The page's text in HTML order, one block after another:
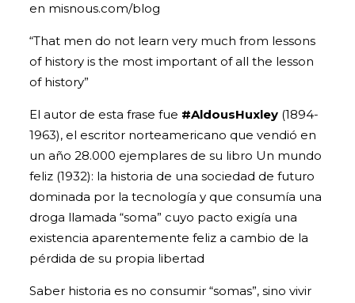
en misnous.com/blog
“That men do not learn very much from lessons
of history is the most important of all the lesson
of history”
El autor de esta frase fue #AldousHuxley (1894-
1963), el escritor norteamericano que vendió en
un año 28.000 ejemplares de su libro Un mundo
feliz (1932): la historia de una sociedad de futuro
dominada por la tecnología y que consumía una
droga llamada “soma” cuyo pacto exigía una
existencia aparentemente feliz a cambio de la
pérdida de su propia libertad
Saber historia es no consumir “somas”, sino vivir